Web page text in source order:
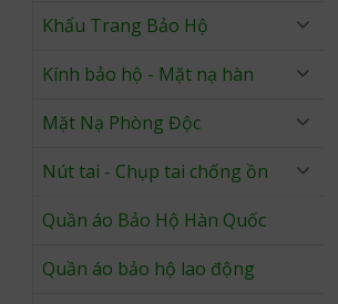
Khẩu Trang Bảo Hộ
Kính bảo hộ - Mặt nạ hàn
Mặt Nạ Phòng Độc
Nút tai - Chụp tai chống ồn
Quần áo Bảo Hộ Hàn Quốc
Quần áo bảo hộ lao động